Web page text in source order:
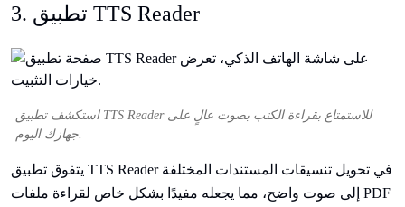
3. تطبيق TTS Reader
استكشف تطبيق TTS Reader للاستمتاع بقراءة الكتب بصوت عالٍ على
يتفوق تطبيق TTS Reader في تحويل تنسيقات المستندات المختلفة
إلى صوت واضح، مما يجعله مفيدًا بشكل خاص لقراءة ملفات PDF